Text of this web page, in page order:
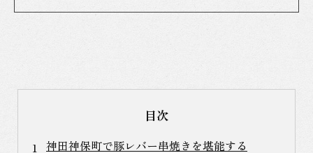
目次
神田神保町で豚レバー串焼きを堪能する